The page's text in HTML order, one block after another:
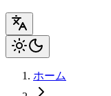
ホーム